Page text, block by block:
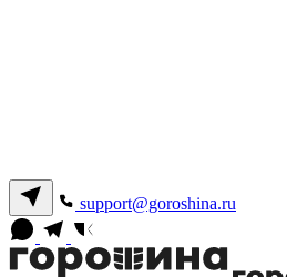
support@goroshina.ru